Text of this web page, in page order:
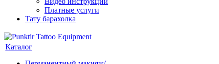
Платные услуги
Тату барахолка
Каталог